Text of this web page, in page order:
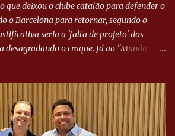
que deixou o clube catalão para defender o
o Barcelona para retornar, segundo o
seria a 'falta de projeto' dos
desagradando o craque. Já ao "Mundo